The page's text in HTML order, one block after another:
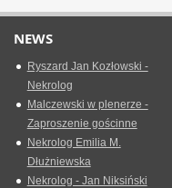
NEWS
Ryszard Jan Kozłowski -
Nekrolog
Malczewski w plenerze -
Zaproszenie gościnne
Nekrolog Emilia M.
Dłużniewska
Nekrolog - Jan Niksiński